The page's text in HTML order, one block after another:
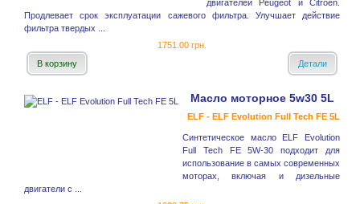
двигателей Peugeot и Citroёn.
Продлевает срок эксплуатации сажевого фильтра. Улучшает действие
фильтра твердых ...
1751.00 грн.
В корзину
Детали
Масло моторное 5w30 5L
ELF - ELF Evolution Full Tech FE 5L
Синтетическое масло ELF Evolution
Full Tech FE 5W-30 подходит для
использование в самых современных
моторах, включая и дизельные
двигатели с ...